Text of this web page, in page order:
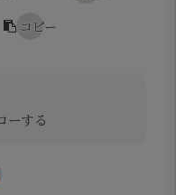
コピー
ーする